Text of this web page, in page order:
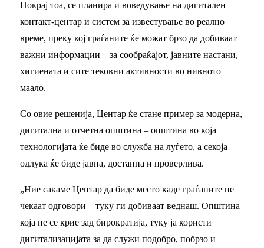
Покрај тоа, се планира и воведување на дигитален
контакт-центар и систем за известување во реално
време, преку кој граѓаните ќе можат брзо да добиваат
важни информации – за сообраќајот, јавните настани,
хигиената и сите тековни активности во нивното
маало.
Со овие решенија, Центар ќе стане пример за модерна,
дигитална и отчетна општина – општина во која
технологијата ќе биде во служба на луѓето, а секоја
одлука ќе биде јавна, достапна и проверлива.
„Ние сакаме Центар да биде место каде граѓаните не
чекаат одговори – туку ги добиваат веднаш. Општина
која не се крие зад бирократија, туку ја користи
дигитализацијата за да служи подобро, побрзо и